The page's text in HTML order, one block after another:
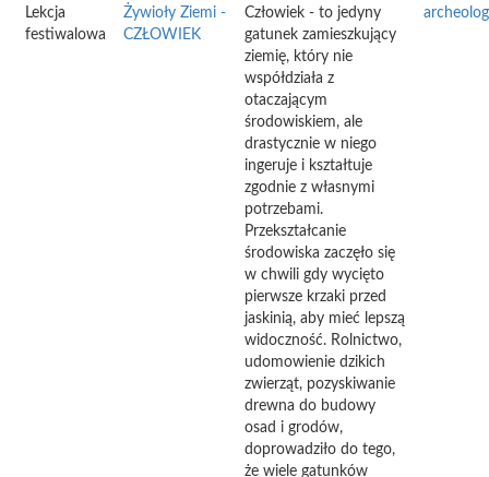
Lekcja
festiwalowa
Żywioły Ziemi -
CZŁOWIEK
Człowiek - to jedyny
gatunek zamieszkujący
ziemię, który nie
współdziała z
otaczającym
środowiskiem, ale
drastycznie w niego
ingeruje i kształtuje
zgodnie z własnymi
potrzebami.
Przekształcanie
środowiska zaczęło się
w chwili gdy wycięto
pierwsze krzaki przed
jaskinią, aby mieć lepszą
widoczność. Rolnictwo,
udomowienie dzikich
zwierząt, pozyskiwanie
drewna do budowy
osad i grodów,
doprowadziło do tego,
że wiele gatunków